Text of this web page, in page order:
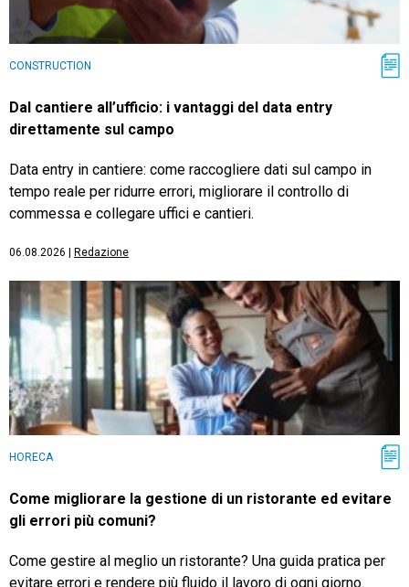
CONSTRUCTION
Dal cantiere all’ufficio: i vantaggi del data entry
direttamente sul campo
Data entry in cantiere: come raccogliere dati sul campo in
tempo reale per ridurre errori, migliorare il controllo di
commessa e collegare uffici e cantieri.
06.08.2026 Redazione
HORECA
Come migliorare la gestione di un ristorante ed evitare
gli errori più comuni?
Come gestire al meglio un ristorante? Una guida pratica per
evitare errori e rendere più fluido il lavoro di ogni giorno.